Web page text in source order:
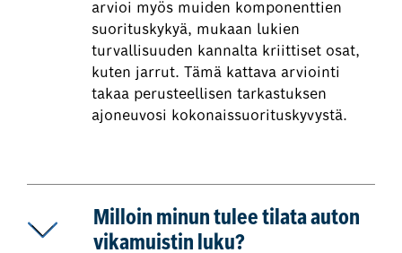
arvioi myös muiden komponenttien
suorituskykyä, mukaan lukien
turvallisuuden kannalta kriittiset osat,
kuten jarrut. Tämä kattava arviointi
takaa perusteellisen tarkastuksen
ajoneuvosi kokonaissuorituskyvystä.
Milloin minun tulee tilata auton
vikamuistin luku?